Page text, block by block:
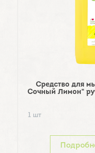
Средство для
Сочный Лимон"
1 шт